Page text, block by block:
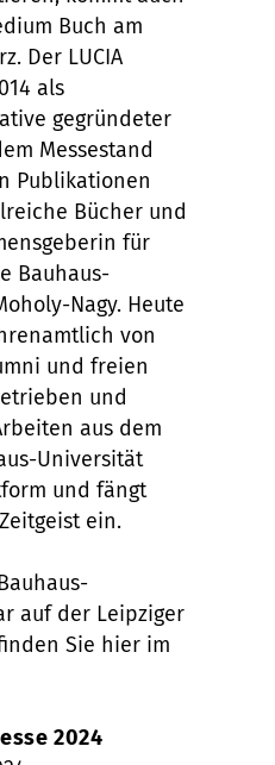
Buch am
Der LUCIA
als
gegründeter
Messestand
Publikationen
Bücher und
für
Bauhaus-
Nagy. Heute
von
und freien
und
aus dem
Universität
und fängt
ein.
auf der Leipziger
Sie hier im
2024